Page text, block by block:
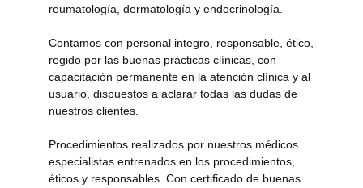
reumatología, dermatología y endocrinología.
Contamos con personal integro, responsable, ético,
regido por las buenas prácticas clínicas, con
capacitación permanente en la atención clínica y al
usuario, dispuestos a aclarar todas las dudas de
nuestros clientes.
Procedimientos realizados por nuestros médicos
especialistas entrenados en los procedimientos,
éticos y responsables. Con certificado de buenas